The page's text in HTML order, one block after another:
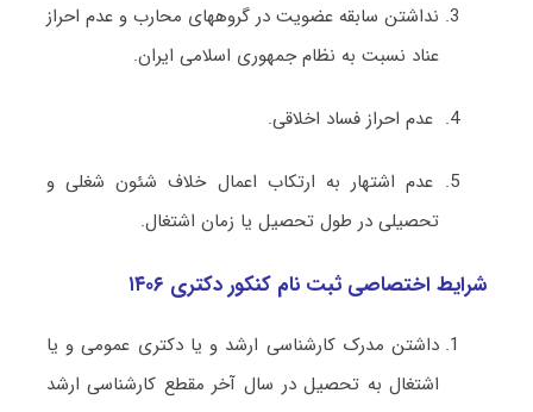
نداشتن سابقه عضویت در گروههای محارب و عدم احراز
عناد نسبت به نظام جمهوری اسلامی ایران.
عدم احراز فساد اخلاقی.
عدم اشتهار به ارتکاب اعمال خلاف شئون شغلی و
تحصیلی در طول تحصیل یا زمان اشتغال.
شرایط اختصاصی ثبت نام کنکور دکتری ۱۴۰۶
داشتن مدرک کارشناسی ارشد و یا دکتری عمومی و یا
اشتغال به تحصیل در سال آخر مقطع کارشناسی ارشد